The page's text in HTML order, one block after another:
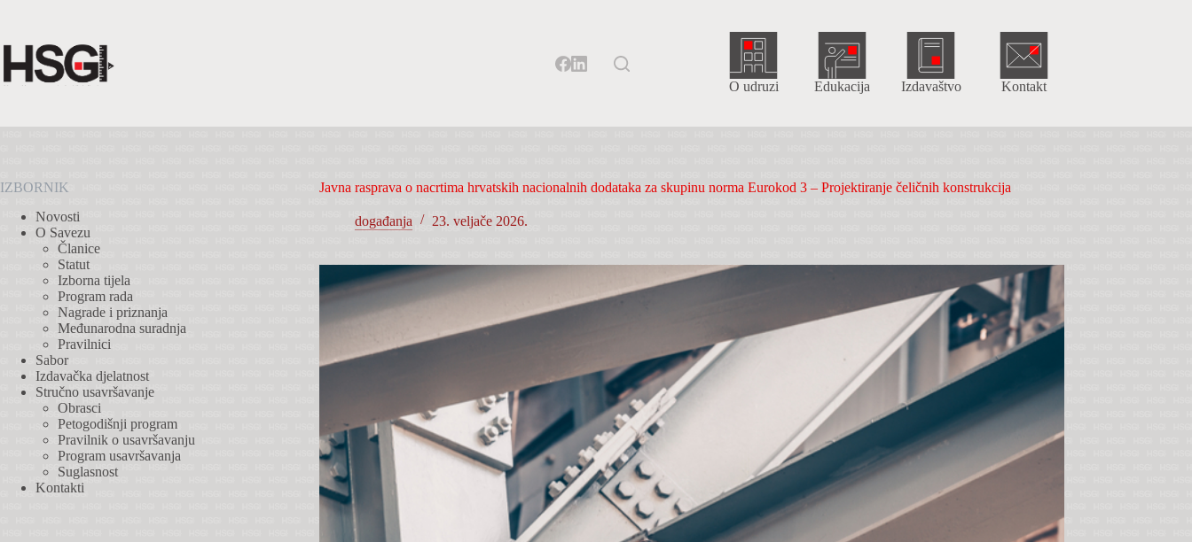
O udruzi Edukacija Izdavaštvo Kontakt
Javna rasprava o nacrtima hrvatskih nacionalnih dodataka za skupinu norma Eurokod 3 – Projektiranje čeličnih konstrukcija
događanja 23. veljače 2026.
IZBORNIK
Novosti
O Savezu
Članice
Statut
Izborna tijela
Program rada
Nagrade i priznanja
Međunarodna suradnja
Pravilnici
Sabor
Izdavačka djelatnost
Stručno usavršavanje
Obrasci
Petogodišnji program
Pravilnik o usavršavanju
Program usavršavanja
Suglasnost
Kontakti